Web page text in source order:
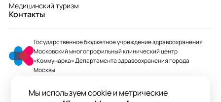
Медицинский туризм
Контакты
Государственное бюджетное учреждение здравоохранения
Московский многопрофильный клинический центр
«Коммунарка» Департамента здравоохранения города
Москвы
Мы используем cookie и метрические